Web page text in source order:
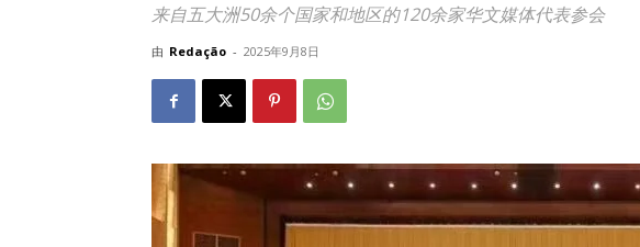
来自五大洲50余个国家和地区的120余家华文媒体代表参会
由 Redação - 2025年9月8日